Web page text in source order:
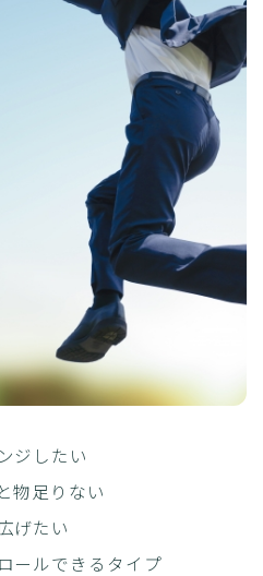
ジしたい
物足りない
げたい
ールできるタイプ